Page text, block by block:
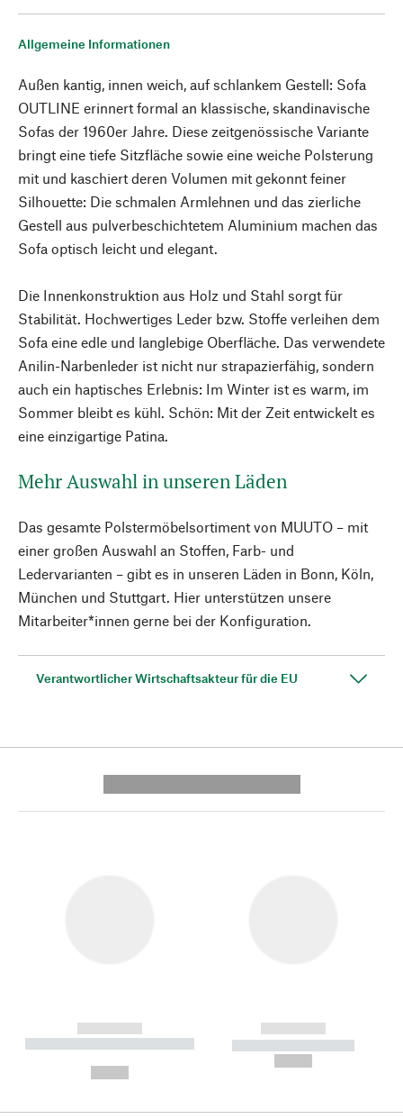
Allgemeine Informationen
Außen kantig, innen weich, auf schlankem Gestell: Sofa
OUTLINE erinnert formal an klassische, skandinavische
Sofas der 1960er Jahre. Diese zeitgenössische Variante
bringt eine tiefe Sitzfläche sowie eine weiche Polsterung
mit und kaschiert deren Volumen mit gekonnt feiner
Silhouette: Die schmalen Armlehnen und das zierliche
Gestell aus pulverbeschichtetem Aluminium machen das
Sofa optisch leicht und elegant.
Die Innenkonstruktion aus Holz und Stahl sorgt für
Stabilität. Hochwertiges Leder bzw. Stoffe verleihen dem
Sofa eine edle und langlebige Oberfläche. Das verwendete
Anilin-Narbenleder ist nicht nur strapazierfähig, sondern
auch ein haptisches Erlebnis: Im Winter ist es warm, im
Sommer bleibt es kühl. Schön: Mit der Zeit entwickelt es
eine einzigartige Patina.
Mehr Auswahl in unseren Läden
Das gesamte Polstermöbelsortiment von MUUTO – mit
einer großen Auswahl an Stoffen, Farb- und
Ledervarianten – gibt es in unseren Läden in Bonn, Köln,
München und Stuttgart. Hier unterstützen unsere
Mitarbeiter*innen gerne bei der Konfiguration.
Verantwortlicher Wirtschaftsakteur für die EU
------------
----------- ----------- --------
------------
----------- -----------